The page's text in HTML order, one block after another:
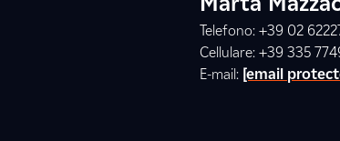
Telefono: +39 02
Cellulare: +39 335
E-mail: [email